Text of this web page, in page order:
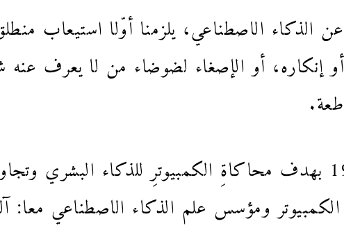
الاصطناعي، يلزمنا أوّلا استيعاب
إنكاره، أو الإصغاء لضوضاء من لا يعرف عنه
باختصارٍ شديد: وُلِد هذا العلم الجديد في 1956 بهدف محاكاةِ الكمبيوترِ للذكاء
ومؤسس علم الذكاء الاصطناعي معا: